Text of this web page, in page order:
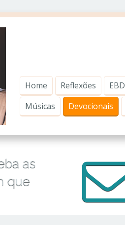
Home Reflexões EBD
Músicas
Devocionais
as
que